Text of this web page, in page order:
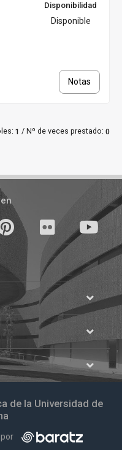
Disponibilidad
Disponible
Notas
1 / Nº de veces prestado: 0
youTube
Abrir
Catálogos
Abrir
Fondos
Abrir
Contacto
de la Universidad de